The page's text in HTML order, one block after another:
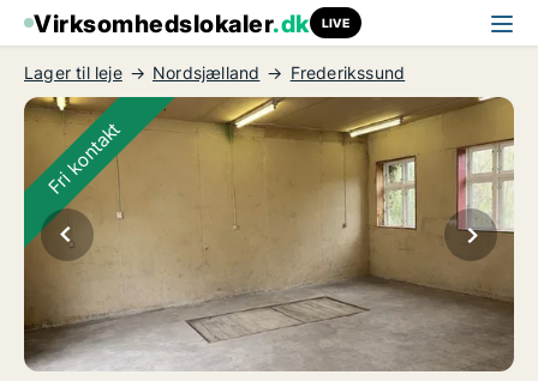
Virksomhedslokaler.dk LIVE
Lager til leje Nordsjælland Frederikssund
Fri kontakt